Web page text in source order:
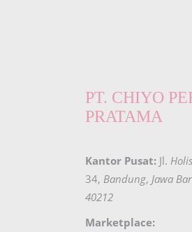
PT. CHIYO
PRATAMA
Kantor Pusat: Jl.
34, Bandung, Jawa
40212
Marketplace: